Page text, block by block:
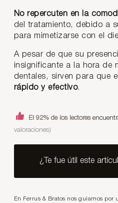
No repercuten en la
del tratamiento, debido a
para mimetizarse con el
A pesar de que su
insignificante a la hora de
dentales, sirven para que
rápido y efectivo.
El 92% de los lectores
valoraciones)
¿Te fue útil este
En Ferrus & Bratos nos guiamos por